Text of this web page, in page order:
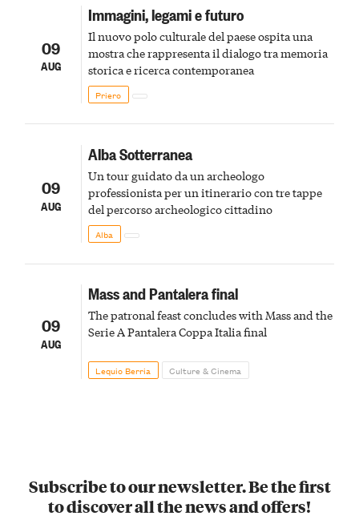
09
AUG
Immagini, legami e futuro
Il nuovo polo culturale del paese ospita una
mostra che rappresenta il dialogo tra memoria
storica e ricerca contemporanea
Priero
09
AUG
Alba Sotterranea
Un tour guidato da un archeologo
professionista per un itinerario con tre tappe
del percorso archeologico cittadino
Alba
09
AUG
Mass and Pantalera final
The patronal feast concludes with Mass and the
Serie A Pantalera Coppa Italia final
Lequio Berria Culture & Cinema
Subscribe to our newsletter. Be the first
to discover all the news and offers!